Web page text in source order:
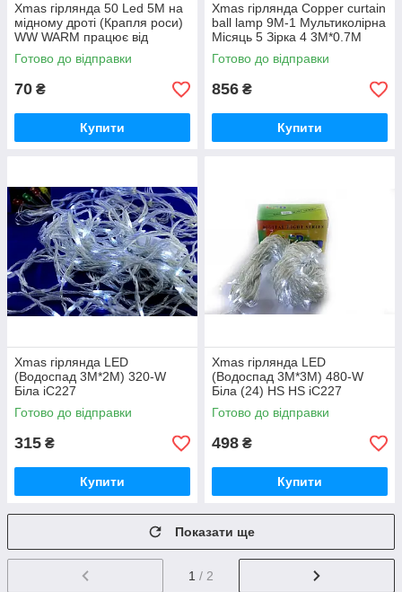
Xmas гірлянда 50 Led 5M на
мідному дроті (Крапля роси)
WW WARM працює від
батарейок + USB Теплий
білий iC227
Готово до відправки
70 ₴
Купити
Xmas гірлянда Copper curtain
ball lamp 9M-1 Мультиколірна
Місяць 5 Зірка 4 3M*0.7M
iC227
Готово до відправки
856 ₴
Купити
Xmas гірлянда LED
(Водоспад 3M*2M) 320-W
Біла iC227
Готово до відправки
315 ₴
Купити
Xmas гірлянда LED
(Водоспад 3M*3M) 480-W
Біла (24) HS HS iC227
Готово до відправки
498 ₴
Купити
Показати ще
1 / 2